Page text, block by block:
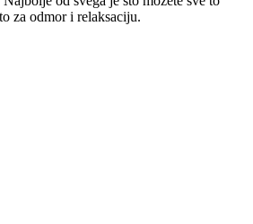
za odmor i relaksaciju.